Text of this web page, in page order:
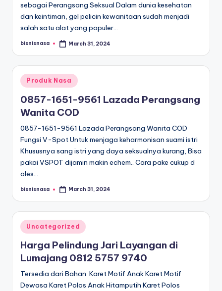
sebagai Perangsang Seksual Dalam dunia kesehatan
dan keintiman, gel pelicin kewanitaan sudah menjadi
salah satu alat yang populer…
Posted
bisnisnasa March 31, 2024
Posted
in
Produk Nasa
0857-1651-9561 Lazada Perangsang
Wanita COD
0857-1651-9561 Lazada Perangsang Wanita COD
Fungsi V-Spot Untuk menjaga keharmonisan suami istri
Khususnya sang istri yang daya seksualnya kurang, Bisa
pakai VSPOT dijamin makin echem.. Cara pake cukup d
oles…
Posted
bisnisnasa March 31, 2024
Posted
in
Uncategorized
Harga Pelindung Jari Layangan di
Lumajang 0812 5757 9740
Tersedia dari Bahan Karet Motif Anak Karet Motif
Dewasa Karet Polos Anak Hitamputih Karet Polos